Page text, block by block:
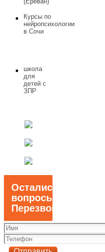
Курсы по
нейропсихологии
в Сочи
школа
для
детей с
ЗПР
Остались
вопросы?
Перезвоним!